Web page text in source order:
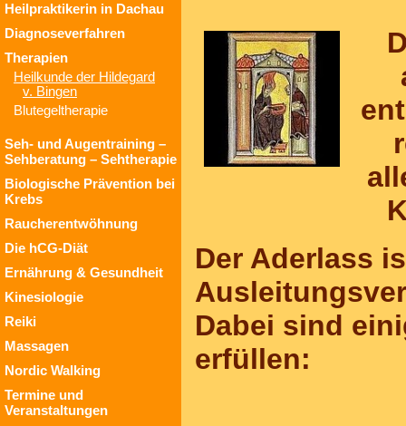
Heilpraktikerin in Dachau
Diagnoseverfahren
Therapien
Heilkunde der Hildegard
v. Bingen
Blutegeltherapie
Seh- und Augentraining –
Sehberatung – Sehtherapie
Biologische Prävention bei
Krebs
Raucherentwöhnung
Die hCG-Diät
Ernährung & Gesundheit
Kinesiologie
Reiki
Massagen
Nordic Walking
Termine und
Veranstaltungen
Der Aderlass
Dabei sind
erfüllen: